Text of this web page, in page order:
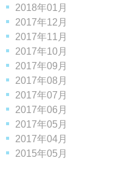
2018年01月
2017年12月
2017年11月
2017年10月
2017年09月
2017年08月
2017年07月
2017年06月
2017年05月
2017年04月
2015年05月